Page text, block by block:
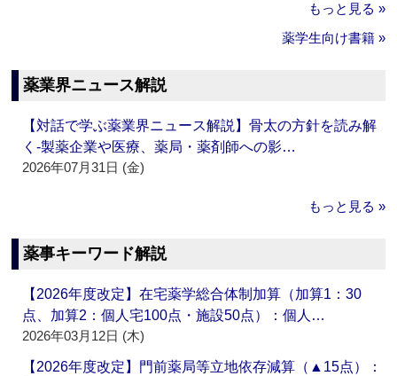
もっと見る »
薬学生向け書籍 »
薬業界ニュース解説
【対話で学ぶ薬業界ニュース解説】骨太の方針を読み解
く‐製薬企業や医療、薬局・薬剤師への影…
2026年07月31日 (金)
もっと見る »
薬事キーワード解説
【2026年度改定】在宅薬学総合体制加算（加算1：30
点、加算2：個人宅100点・施設50点）：個人…
2026年03月12日 (木)
【2026年度改定】門前薬局等立地依存減算（▲15点）：